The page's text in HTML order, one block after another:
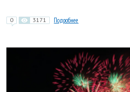
0 3171 Подробнее